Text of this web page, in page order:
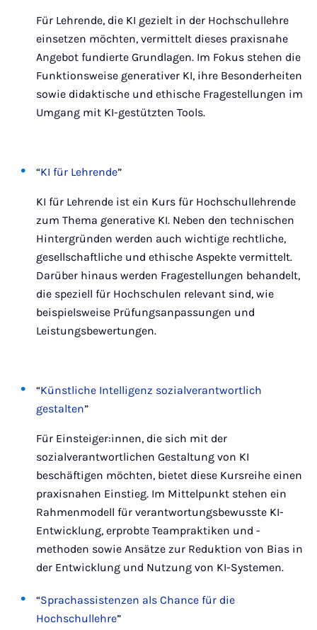
Für Lehrende, die KI gezielt in der Hochschullehre
einsetzen möchten, vermittelt dieses praxisnahe
Angebot fundierte Grundlagen. Im Fokus stehen die
Funktionsweise generativer KI, ihre Besonderheiten
sowie didaktische und ethische Fragestellungen im
Umgang mit KI-gestützten Tools.
“KI für Lehrende”
KI für Lehrende ist ein Kurs für Hochschullehrende
zum Thema generative KI. Neben den technischen
Hintergründen werden auch wichtige rechtliche,
gesellschaftliche und ethische Aspekte vermittelt.
Darüber hinaus werden Fragestellungen behandelt,
die speziell für Hochschulen relevant sind, wie
beispielsweise Prüfungsanpassungen und
Leistungsbewertungen.
“Künstliche Intelligenz sozialverantwortlich
gestalten”
Für Einsteiger:innen, die sich mit der
sozialverantwortlichen Gestaltung von KI
beschäftigen möchten, bietet diese Kursreihe einen
praxisnahen Einstieg. Im Mittelpunkt stehen ein
Rahmenmodell für verantwortungsbewusste KI-
Entwicklung, erprobte Teampraktiken und -
methoden sowie Ansätze zur Reduktion von Bias in
der Entwicklung und Nutzung von KI-Systemen.
“Sprachassistenzen als Chance für die
Hochschullehre”